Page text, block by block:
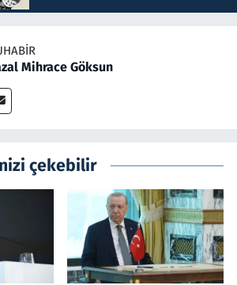
Mihrace Göksun
çekebilir